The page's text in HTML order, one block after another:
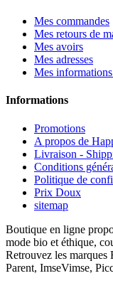
Mes commandes
Mes retours de
Mes avoirs
Mes adresses
Mes
Informations
Promotions
A propos de
Livraison -
Conditions
Politique de
Prix Doux
sitemap
Boutique en ligne
mode bio et éthique,
Retrouvez les
Parent, ImseVimse,